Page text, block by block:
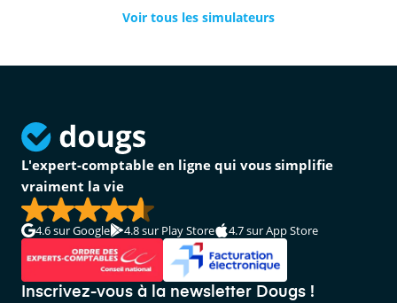
Voir tous les simulateurs
L'expert-comptable en ligne qui vous simplifie
vraiment la vie
4.6sur Google 4.8sur Play Store 4.7sur App Store
Inscrivez-vous à la newsletter Dougs !